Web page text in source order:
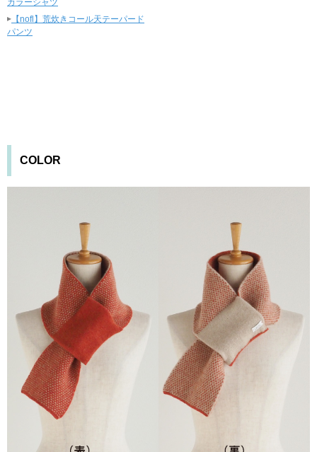
カラーシャツ
▸ 【nofl】荒炊きコール天テーパード
パンツ
COLOR